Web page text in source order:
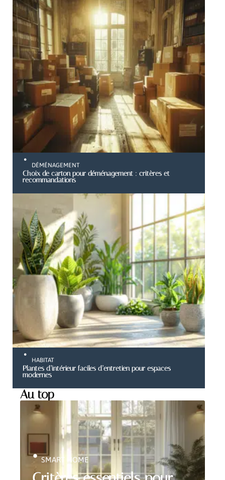
DÉMÉNAGEMENT
Choix de carton pour déménagement : critères et
recommandations
HABITAT
Plantes d’intérieur faciles d’entretien pour espaces
modernes
Au top
SMART HOME